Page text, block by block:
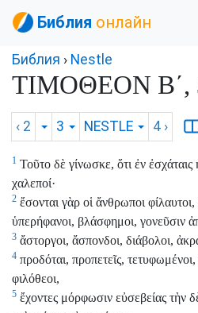
Библия онлайн
Библия › Nestle
ΤΙΜΟΘΕΟΝ Β΄,
‹ 2 3 NESTLE 4 ›
1 Τοῦτο δὲ γίνωσκε, ὅτι ἐν ἐσχάταις
χαλεποί·
2 ἔσονται γὰρ οἱ ἄνθρωποι
ὑπερήφανοι, βλάσφημοι, γονεῦσιν
3 ἄστοργοι, ἄσπονδοι, διάβολοι,
4 προδόται, προπετεῖς,
φιλόθεοι,
5 ἔχοντες μόρφωσιν εὐσεβείας τὴν